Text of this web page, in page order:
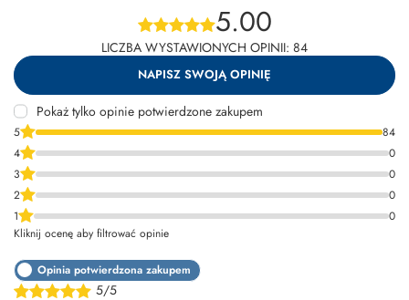
5.00
LICZBA WYSTAWIONYCH OPINII: 84
NAPISZ SWOJĄ OPINIĘ
Pokaż tylko opinie potwierdzone zakupem
5
84
4
0
3
0
2
0
1
0
Kliknij ocenę aby filtrować opinie
5/5
Opinia potwierdzona zakupem